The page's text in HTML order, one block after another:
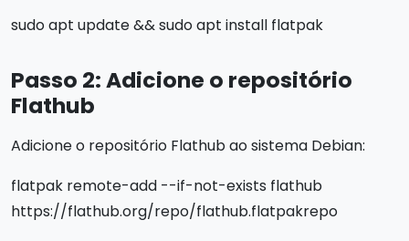
sudo apt update && sudo apt install flatpak
Passo 2: Adicione o repositório
Flathub
Adicione o repositório Flathub ao sistema Debian:
flatpak remote-add --if-not-exists flathub
https://flathub.org/repo/flathub.flatpakrepo